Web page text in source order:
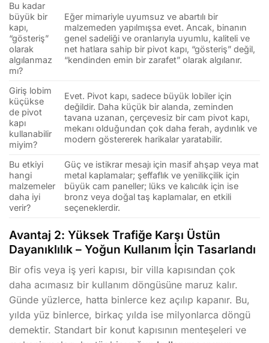
Bu kadar
büyük bir
kapı,
“gösteriş”
olarak
algılanmaz
mı?
Eğer mimariyle uyumsuz ve abartılı bir
malzemeden yapılmışsa evet. Ancak, binanın
genel sadeliği ve oranlarıyla uyumlu, kaliteli ve
net hatlara sahip bir pivot kapı, “gösteriş” değil,
“kendinden emin bir zarafet” olarak algılanır.
Giriş lobim
küçükse
de pivot
kapı
kullanabilir
miyim?
Evet. Pivot kapı, sadece büyük lobiler için
değildir. Daha küçük bir alanda, zeminden
tavana uzanan, çerçevesiz bir cam pivot kapı,
mekanı olduğundan çok daha ferah, aydınlık ve
modern göstererek harikalar yaratabilir.
Bu etkiyi
hangi
malzemeler
daha iyi
verir?
Güç ve istikrar mesajı için masif ahşap veya mat
metal kaplamalar; şeffaflık ve yenilikçilik için
büyük cam paneller; lüks ve kalıcılık için ise
bronz veya doğal taş kaplamalar, en etkili
seçeneklerdir.
Avantaj 2: Yüksek Trafiğe Karşı Üstün
Dayanıklılık – Yoğun Kullanım İçin Tasarlandı
Bir ofis veya iş yeri kapısı, bir villa kapısından çok
daha acımasız bir kullanım döngüsüne maruz kalır.
Günde yüzlerce, hatta binlerce kez açılıp kapanır. Bu,
yılda yüz binlerce, birkaç yılda ise milyonlarca döngü
demektir. Standart bir konut kapısının menteşeleri ve